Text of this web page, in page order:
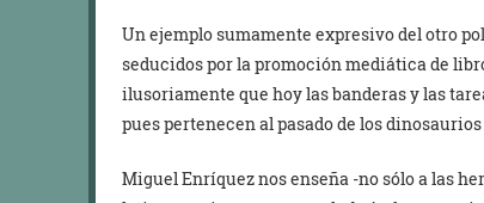
Un ejemplo sumamente expresivo del otro
seducidos por la promoción mediática de
ilusoriamente que hoy las banderas y las
pues pertenecen al pasado de los
Miguel Enríquez nos enseña -no sólo a las